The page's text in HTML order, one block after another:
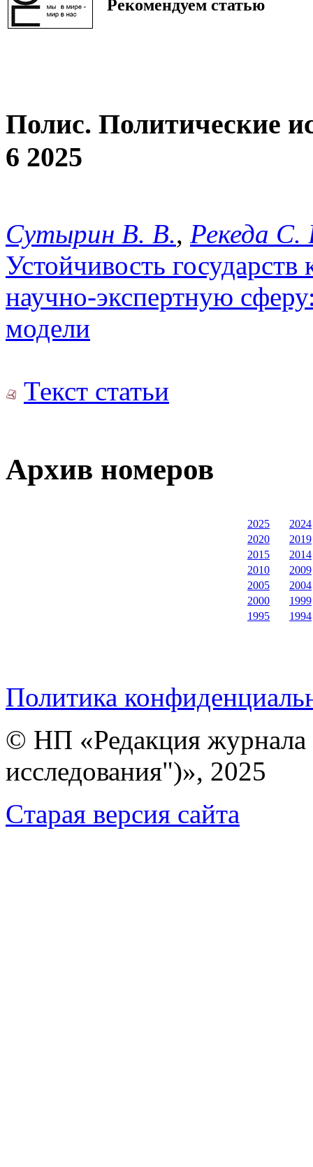
Рекомендуем статью
Полис. Политические
6 2025
Сутырин В. В., Рекеда С.
Устойчивость
научно-экспертную
модели
Текст статьи
Архив номеров
2025
2024
2020
2019
2015
2014
2010
2009
2005
2004
2000
1999
1995
1994
Политика
© НП «Редакция
исследования")», 2025
Cтарая версия сайта